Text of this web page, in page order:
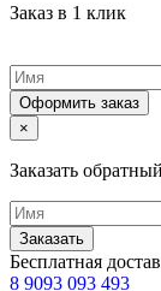
Заказ в 1 клик
Оформить заказ
×
Заказать
Заказать
Бесплатная
8 9093 093 493